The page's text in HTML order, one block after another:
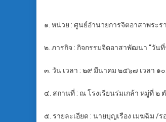
๑. หน่วย : ศูนย์อำนวยการจิตอาสาพระ
๒. ภารกิจ : กิจกรรมจิตอาสาพัฒนา “วัน
๓. วัน เวลา : ๒๙ มีนาคม ๒๕๖๗ เวลา ๑๐
๔. สถานที่ : ณ โรงเรียนร่มเกล้า หมู่ที่ ๒
๕. รายละเอียด : นายบุญเรือง เมฆฉิม /